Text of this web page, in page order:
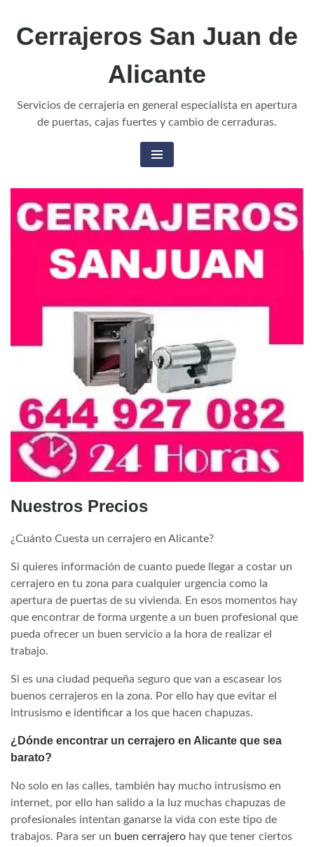
Cerrajeros San Juan de
Alicante
Servicios de cerrajeria en general especialista en apertura
de puertas, cajas fuertes y cambio de cerraduras.
Nuestros Precios
¿Cuánto Cuesta un cerrajero en Alicante?
Si quieres información de cuanto puede llegar a costar un
cerrajero en tu zona para cualquier urgencia como la
apertura de puertas de su vivienda. En esos momentos hay
que encontrar de forma urgente a un buen profesional que
pueda ofrecer un buen servicio a la hora de realizar el
trabajo.
Si es una ciudad pequeña seguro que van a escasear los
buenos cerrajeros en la zona. Por ello hay que evitar el
intrusismo e identificar a los que hacen chapuzas.
¿Dónde encontrar un cerrajero en Alicante que sea
barato?
No solo en las calles, también hay mucho intrusismo en
internet, por ello han salido a la luz muchas chapuzas de
profesionales intentan ganarse la vida con este tipo de
trabajos. Para ser un buen cerrajero hay que tener ciertos